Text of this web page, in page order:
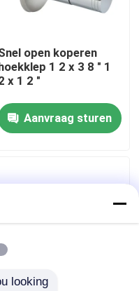
open koperen
1 2 x 3 8 " 1
x 1 2 "
Aanvraag sturen
looking